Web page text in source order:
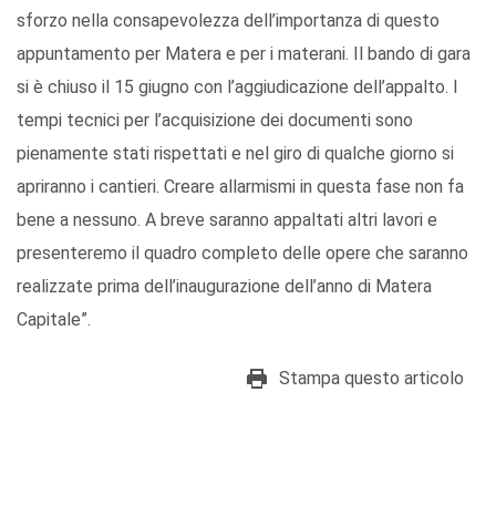
sforzo nella consapevolezza dell’importanza di questo
appuntamento per Matera e per i materani. Il bando di gara
si è chiuso il 15 giugno con l’aggiudicazione dell’appalto. I
tempi tecnici per l’acquisizione dei documenti sono
pienamente stati rispettati e nel giro di qualche giorno si
apriranno i cantieri. Creare allarmismi in questa fase non fa
bene a nessuno. A breve saranno appaltati altri lavori e
presenteremo il quadro completo delle opere che saranno
realizzate prima dell’inaugurazione dell’anno di Matera
Capitale”.
Stampa questo articolo